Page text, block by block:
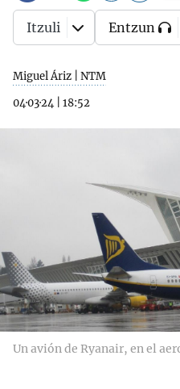
Miguel Áriz | NTM
04·03·24
18:52
Itzuli Entzun
Un avión de Ryanair, en el